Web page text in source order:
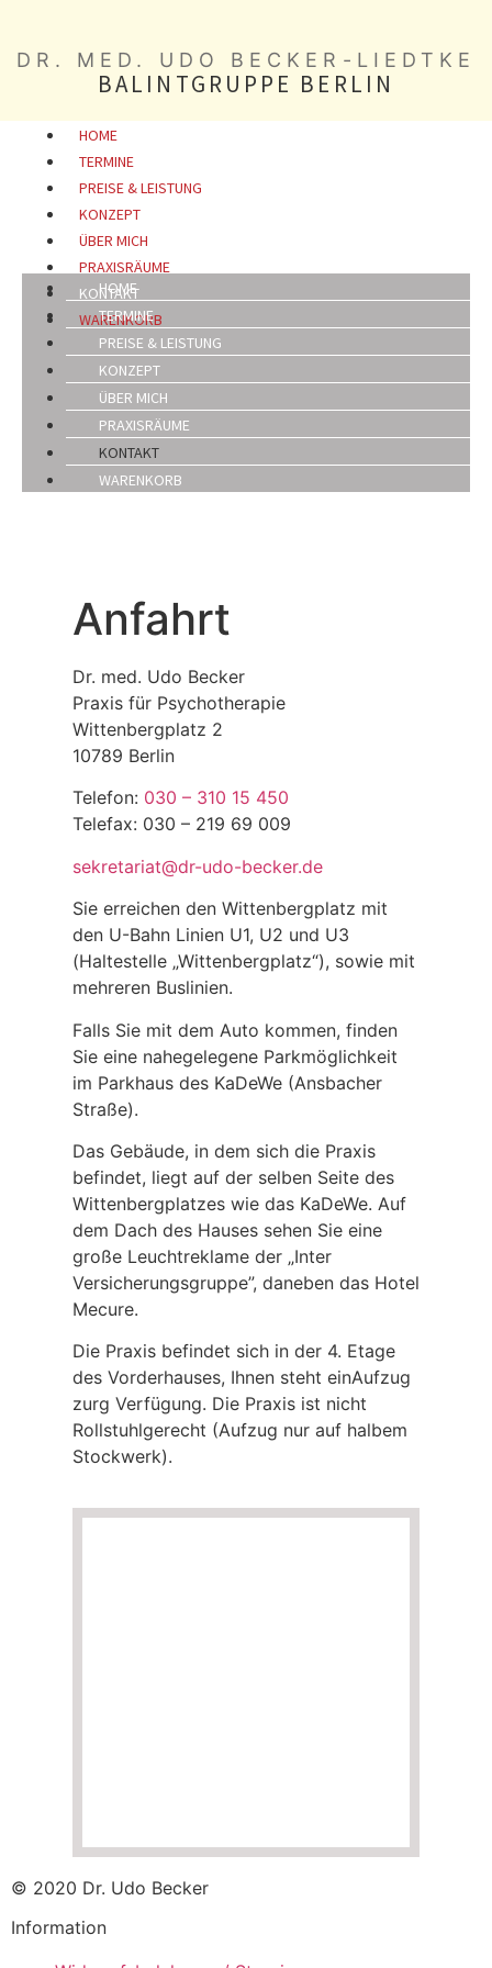
DR. MED. UDO BECKER-LIEDTKE
BALINTGRUPPE BERLIN
HOME
TERMINE
PREISE & LEISTUNG
KONZEPT
ÜBER MICH
PRAXISRÄUME
KONTAKT
WARENKORB
HOME
TERMINE
PREISE & LEISTUNG
KONZEPT
ÜBER MICH
PRAXISRÄUME
KONTAKT
WARENKORB
Anfahrt
Dr. med. Udo Becker
Praxis für Psychotherapie
Wittenbergplatz 2
10789 Berlin
Telefon: 030 – 310 15 450
Telefax: 030 – 219 69 009
sekretariat@dr-udo-becker.de
Sie erreichen den Wittenbergplatz mit
den U-Bahn Linien U1, U2 und U3
(Haltestelle „Wittenbergplatz“), sowie mit
mehreren Buslinien.
Falls Sie mit dem Auto kommen, finden
Sie eine nahegelegene Parkmöglichkeit
im Parkhaus des KaDeWe (Ansbacher
Straße).
Das Gebäude, in dem sich die Praxis
befindet, liegt auf der selben Seite des
Wittenbergplatzes wie das KaDeWe. Auf
dem Dach des Hauses sehen Sie eine
große Leuchtreklame der „Inter
Versicherungsgruppe”, daneben das Hotel
Mecure.
Die Praxis befindet sich in der 4. Etage
des Vorderhauses, Ihnen steht einAufzug
zurg Verfügung. Die Praxis ist nicht
Rollstuhlgerecht (Aufzug nur auf halbem
Stockwerk).
© 2020 Dr. Udo Becker
Information